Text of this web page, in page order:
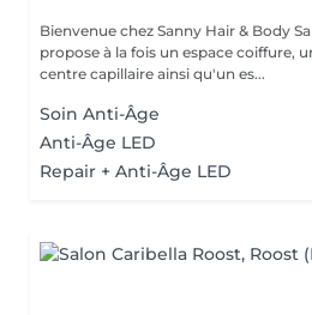
Bienvenue chez Sanny Hair & Body Sanny Hair & Body vous
propose à la fois un espace coiffure,
centre capillaire ainsi qu'un es...
Soin Anti-Âge
Anti-Âge LED
Repair + Anti-Âge LED